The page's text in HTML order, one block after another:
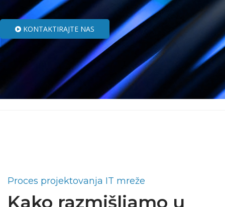
KONTAKTIRAJTE NAS
Proces projektovanja IT mreže
Kako razmišljamo u